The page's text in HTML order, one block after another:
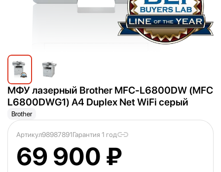
МФУ лазерный Brother MFC-L6800DW (MFC
L6800DWG1) A4 Duplex Net WiFi серый
Brother
Артикул98987891Гарантия 1 год
69 900 ₽